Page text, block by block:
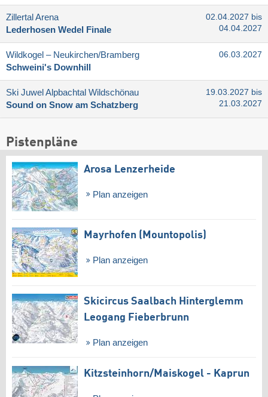
Zillertal Arena
Lederhosen Wedel Finale
02.04.2027 bis
04.04.2027
Wildkogel – Neukirchen/​Bramberg
Schweini's Downhill
06.03.2027
Ski Juwel Alpbachtal Wildschönau
Sound on Snow am Schatzberg
19.03.2027 bis
21.03.2027
Pistenpläne
Arosa Lenzerheide
Plan anzeigen
Mayrhofen (Mountopolis)
Plan anzeigen
Skicircus Saalbach Hinterglemm
Leogang Fieberbrunn
Plan anzeigen
Kitzsteinhorn/​Maiskogel - Kaprun